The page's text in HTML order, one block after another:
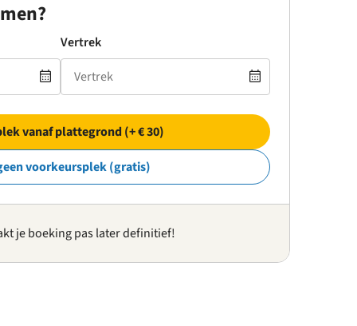
Vertrek
vanaf plattegrond (+ € 30)
voorkeursplek (gratis)
je boeking pas later definitief!